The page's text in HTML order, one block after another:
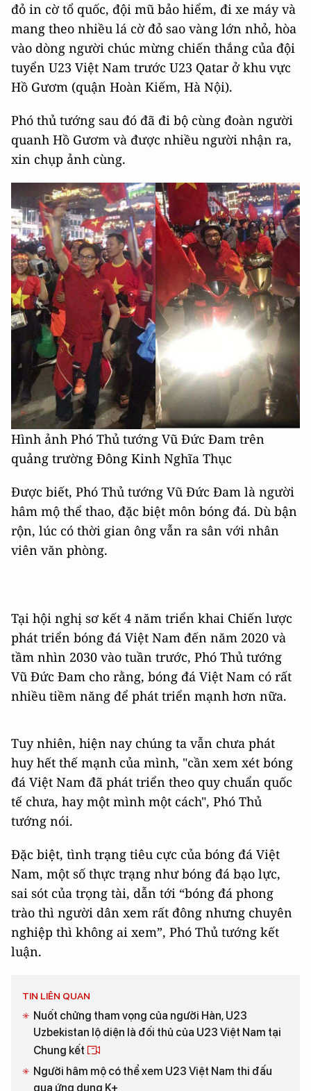
đỏ in cờ tổ quốc, đội mũ bảo hiểm, đi xe máy và
mang theo nhiều lá cờ đỏ sao vàng lớn nhỏ, hòa
vào dòng người chúc mừng chiến thắng của đội
tuyển U23 Việt Nam trước U23 Qatar ở khu vực
Hồ Gươm (quận Hoàn Kiếm, Hà Nội).
Phó thủ tướng sau đó đã đi bộ cùng đoàn người
quanh Hồ Gươm và được nhiều người nhận ra,
xin chụp ảnh cùng.
Hình ảnh Phó Thủ tướng Vũ Đức Đam trên
quảng trường Đông Kinh Nghĩa Thục
Được biết, Phó Thủ tướng Vũ Đức Đam là người
hâm mộ thể thao, đặc biệt môn bóng đá. Dù bận
rộn, lúc có thời gian ông vẫn ra sân với nhân
viên văn phòng.
Tại hội nghị sơ kết 4 năm triển khai Chiến lược
phát triển bóng đá Việt Nam đến năm 2020 và
tầm nhìn 2030 vào tuần trước, Phó Thủ tướng
Vũ Đức Đam cho rằng, bóng đá Việt Nam có rất
nhiều tiềm năng để phát triển mạnh hơn nữa.
Tuy nhiên, hiện nay chúng ta vẫn chưa phát
huy hết thế mạnh của mình, "cần xem xét bóng
đá Việt Nam đã phát triển theo quy chuẩn quốc
tế chưa, hay một mình một cách", Phó Thủ
tướng nói.
Đặc biệt, tình trạng tiêu cực của bóng đá Việt
Nam, một số thực trạng như bóng đá bạo lực,
sai sót của trọng tài, dẫn tới “bóng đá phong
trào thì người dân xem rất đông nhưng chuyên
nghiệp thì không ai xem”, Phó Thủ tướng kết
luận.
TIN LIÊN QUAN
Nuốt chửng tham vọng của người Hàn, U23
Uzbekistan lộ diện là đối thủ của U23 Việt Nam tại
Chung kết
Người hâm mộ có thể xem U23 Việt Nam thi đấu
qua ứng dụng K+